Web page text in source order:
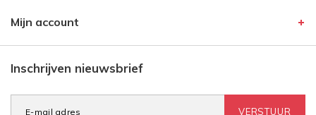
Mijn account
Inschrijven nieuwsbrief
VERSTUUR